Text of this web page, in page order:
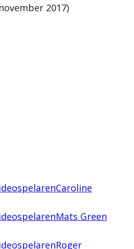
2017)
Caroline
Mats Green
Roger